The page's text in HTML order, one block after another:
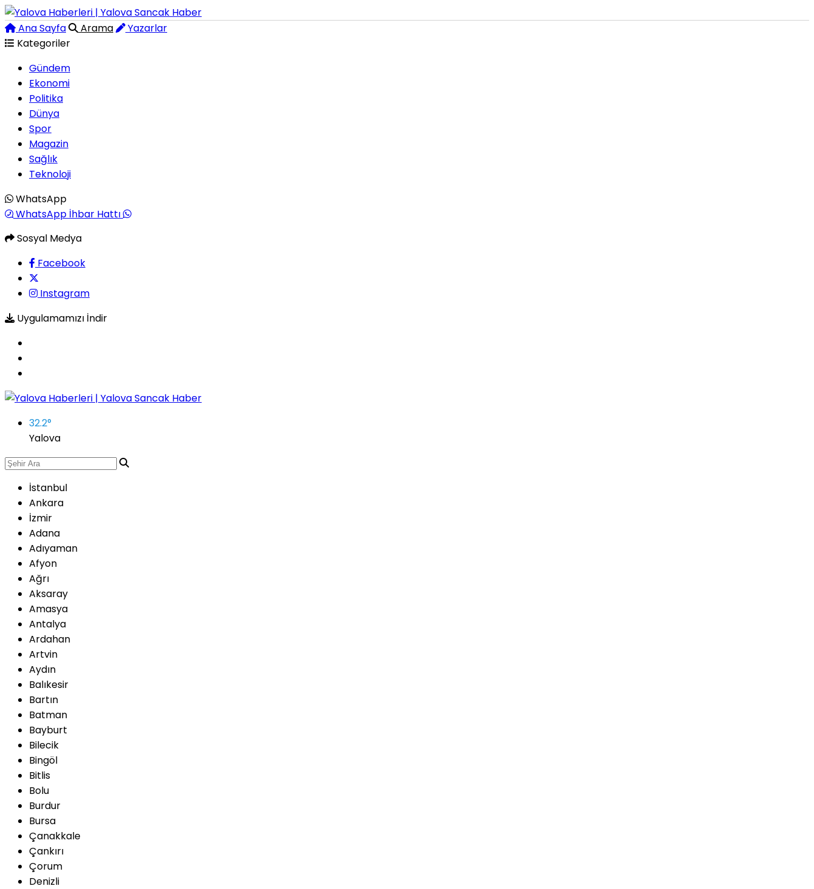
Ana Sayfa Arama
Yazarlar
Kategoriler
Gündem
Ekonomi
Politika
Dünya
Spor
Magazin
Sağlık
Teknoloji
WhatsApp
WhatsApp İhbar Hattı
Sosyal Medya
Facebook
Instagram
Uygulamamızı İndir
32.2°
Yalova
İstanbul
Ankara
İzmir
Adana
Adıyaman
Afyon
Ağrı
Aksaray
Amasya
Antalya
Ardahan
Artvin
Aydın
Balıkesir
Bartın
Batman
Bayburt
Bilecik
Bingöl
Bitlis
Bolu
Burdur
Bursa
Çanakkale
Çankırı
Çorum
Denizli